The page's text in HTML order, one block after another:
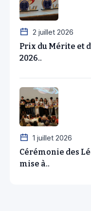
2 juillet 2026
Prix du Mérite et
2026..
1 juillet 2026
Cérémonie des
mise à..